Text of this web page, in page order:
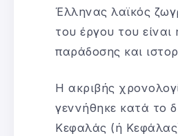
Έλληνας λαϊκός
του έργου του
παράδοσης και
Η ακριβής
γεννήθηκε κατά το
Κεφαλάς (ή